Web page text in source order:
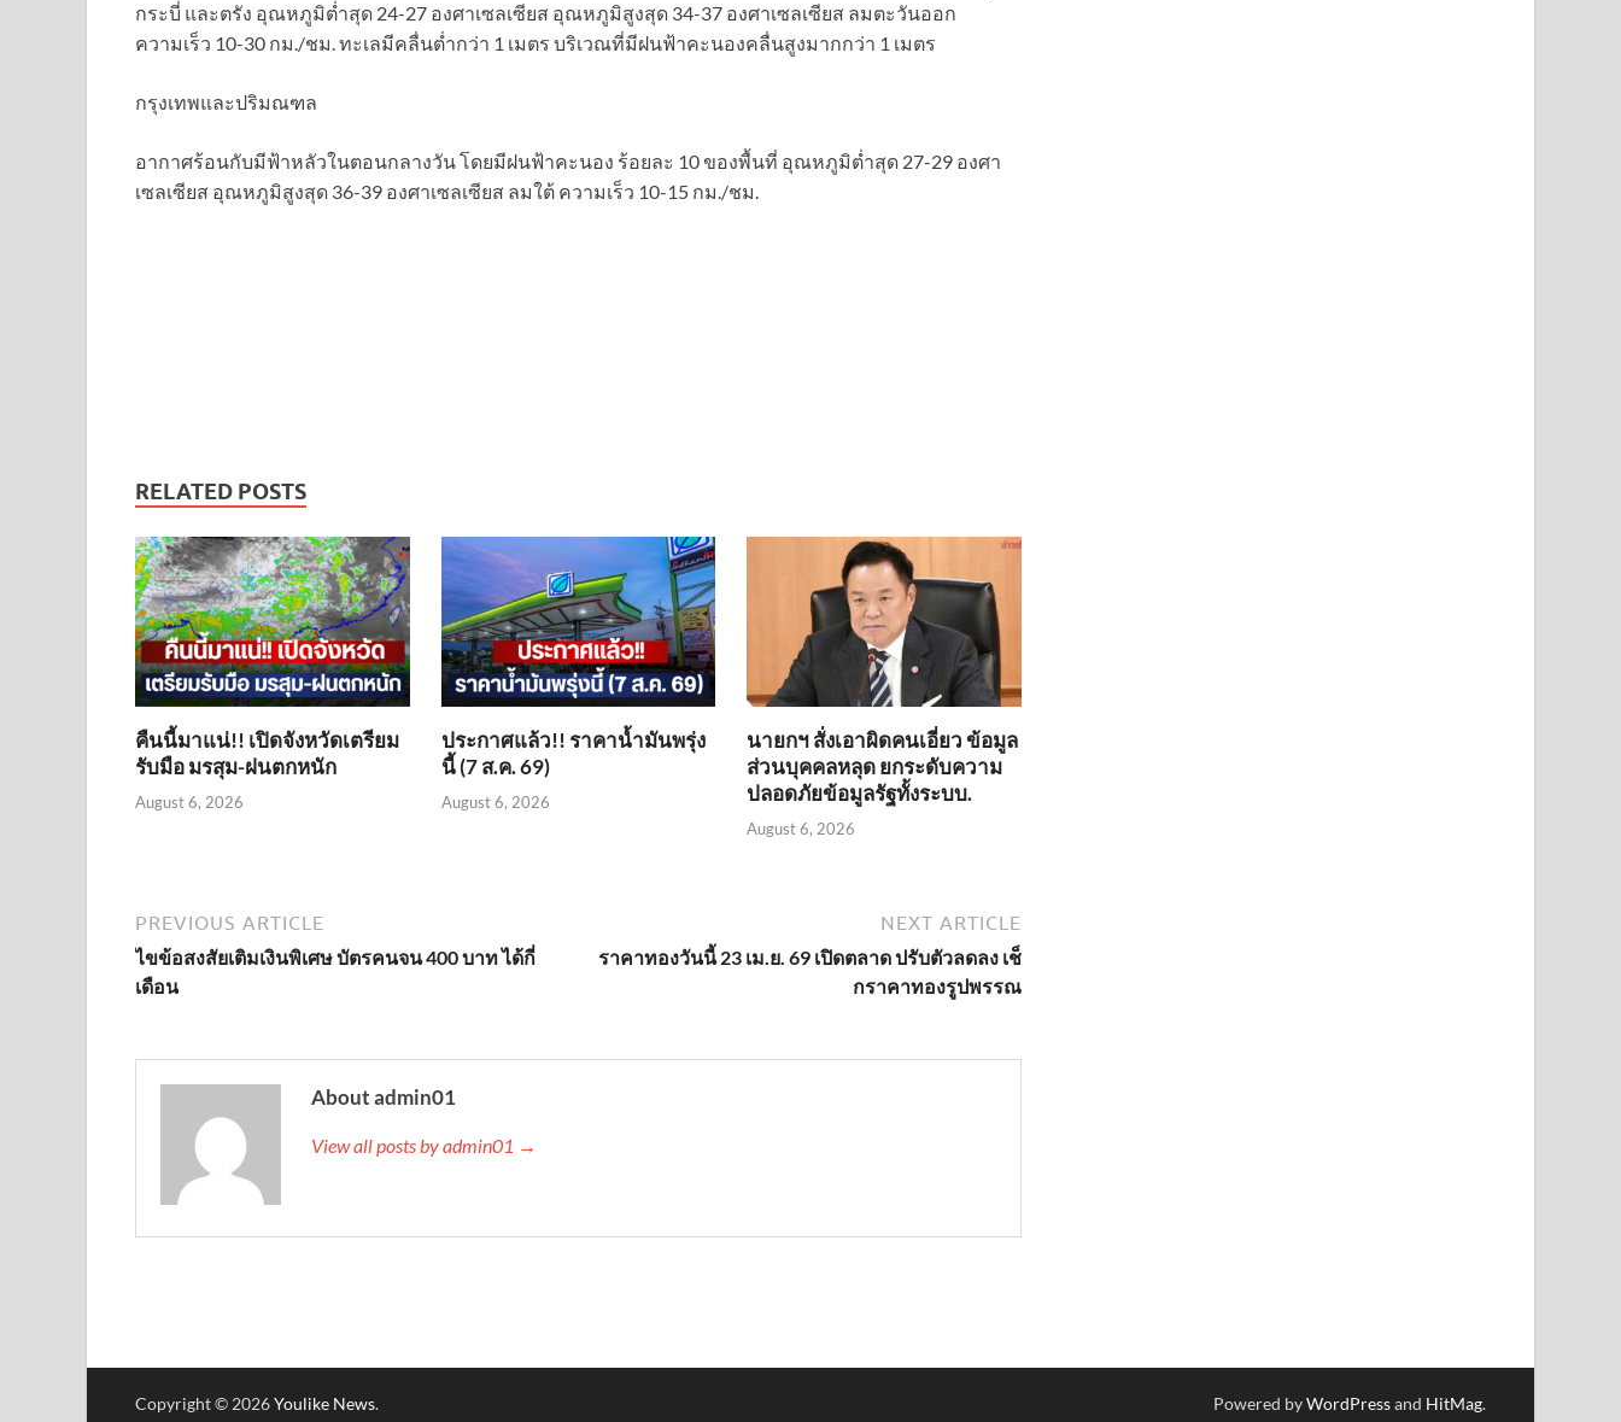
กระบี่ และตรัง อุณหภูมิต่ำสุด 24-27 องศาเซลเซียส อุณหภูมิสูงสุด 34-37 องศาเซลเซียส ลมตะวันออก
ความเร็ว 10-30 กม./ชม. ทะเลมีคลื่นต่ำกว่า 1 เมตร บริเวณที่มีฝนฟ้าคะนองคลื่นสูงมากกว่า 1 เมตร
กรุงเทพและปริมณฑล
อากาศร้อนกับมีฟ้าหลัวในตอนกลางวัน โดยมีฝนฟ้าคะนอง ร้อยละ 10 ของพื้นที่ อุณหภูมิต่ำสุด 27-29 องศา
เซลเซียส อุณหภูมิสูงสุด 36-39 องศาเซลเซียส ลมใต้ ความเร็ว 10-15 กม./ชม.
RELATED POSTS
คืนนี้มาแน่!! เปิดจังหวัดเตรียม
รับมือ มรสุม-ฝนตกหนัก
August 6, 2026
ประกาศแล้ว!! ราคาน้ำมันพรุ่ง
นี้ (7 ส.ค. 69)
August 6, 2026
นายกฯ สั่งเอาผิดคนเอี่ยว ข้อมูล
ส่วนบุคคลหลุด ยกระดับความ
ปลอดภัยข้อมูลรัฐทั้งระบบ.
August 6, 2026
PREVIOUS ARTICLE
ไขข้อสงสัยเติมเงินพิเศษ บัตรคนจน 400 บาท ได้กี่
เดือน
NEXT ARTICLE
ราคาทองวันนี้ 23 เม.ย. 69 เปิดตลาด ปรับตัวลดลง เช็
กราคาทองรูปพรรณ
About admin01
View all posts by admin01 →
Copyright © 2026Youlike News. Powered byWordPressand HitMag.